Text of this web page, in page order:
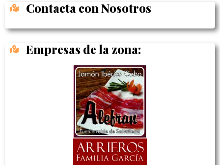
Contacta con Nosotros
Empresas de la zona: